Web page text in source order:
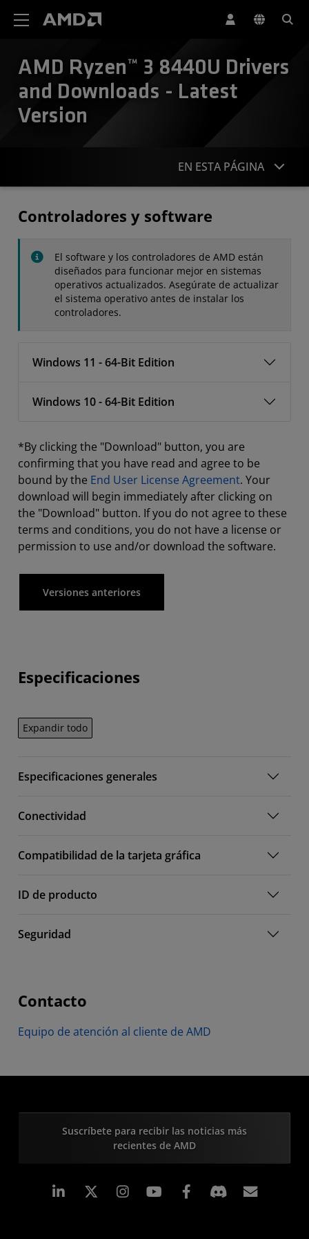
AMD Ryzen™ 3 8440U Drivers
and Downloads - Latest
Version
EN ESTA PÁGINA
Contacto
Controladores y software
El software y los controladores de AMD están
diseñados para funcionar mejor en sistemas
operativos actualizados. Asegúrate de actualizar
el sistema operativo antes de instalar los
controladores.
Windows 11 - 64-Bit Edition
Windows 10 - 64-Bit Edition
*By clicking the "Download" button, you are
confirming that you have read and agree to be
bound by the End User License Agreement. Your
download will begin immediately after clicking on
the "Download" button. If you do not agree to these
terms and conditions, you do not have a license or
permission to use and/or download the software.
Versiones anteriores
Especificaciones
Expandir todo
Especificaciones generales
Conectividad
Compatibilidad de la tarjeta gráfica
ID de producto
Seguridad
Contacto
Equipo de atención al cliente de AMD
Suscríbete para recibir las noticias más
recientes de AMD
LinkedIn Instagram Facebook